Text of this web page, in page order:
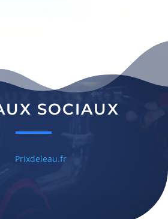
SOCIAUX
SOCIAUX
Prixdeleau.fr